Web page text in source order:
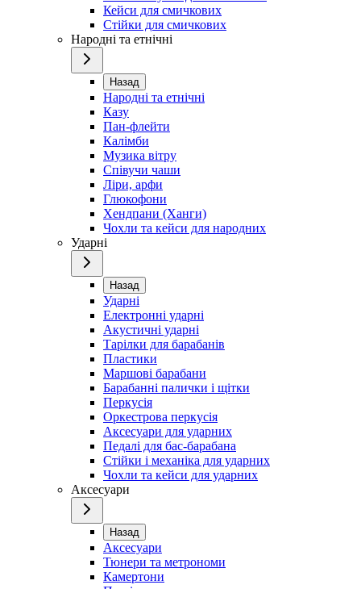
Кейси для смичкових
Стійки для смичкових
Народні та етнічні
Назад
Народні та етнічні
Казу
Пан-флейти
Калімби
Музика вітру
Співучи чаши
Ліри, арфи
Глюкофони
Хендпани (Ханги)
Чохли та кейси для народних
Ударні
Назад
Ударні
Електронні ударні
Акустичні ударні
Тарілки для барабанів
Пластики
Маршові барабани
Барабанні палички і щітки
Перкусія
Оркестрова перкусія
Аксесуари для ударних
Педалі для бас-барабана
Стійки і механіка для ударних
Чохли та кейси для ударних
Аксесуари
Назад
Аксесуари
Тюнери та метрономи
Камертони